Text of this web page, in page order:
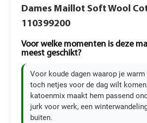
Dames Maillot Soft Wool
110399200
Voor welke momenten is deze
meest geschikt?
Voor koude dagen waarop je
toch netjes voor de dag wilt
katoenmix maakt hem passend
jurk voor werk, een
buiten.